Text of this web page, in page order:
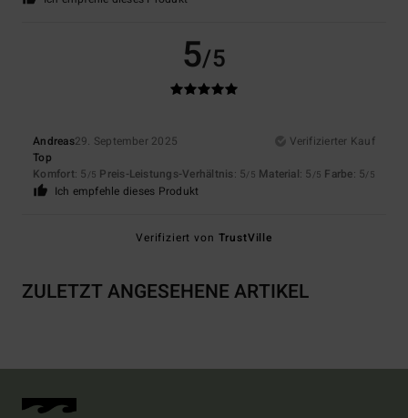
5/5
Andreas29. September 2025
Verifizierter Kauf
Top
Komfort: 5 /5 Preis-Leistungs-Verhältnis: 5/5 Material: 5 /5 Farbe: 5/5
Ich empfehle dieses Produkt
Verifiziert von TrustVille
ZULETZT ANGESEHENE ARTIKEL